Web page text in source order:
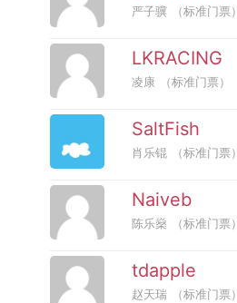
严子骥 （标准门票）
LKRACING
凌康 （标准门票）
SaltFish
肖乐锟 （标准门票）
Naiveb
陈乐燊 （标准门票）
tdapple
赵天瑞 （标准门票）